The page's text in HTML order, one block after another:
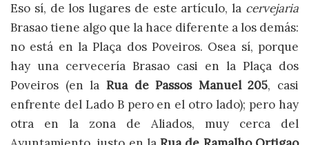
Eso sí, de los lugares de este artículo, la cervejaria
Brasao tiene algo que la hace diferente a los demás:
no está en la Plaça dos Poveiros. Osea sí, porque
hay una cervecería Brasao casi en la Plaça dos
Poveiros (en la Rua de Passos Manuel 205, casi
enfrente del Lado B pero en el otro lado); pero hay
otra en la zona de Aliados, muy cerca del